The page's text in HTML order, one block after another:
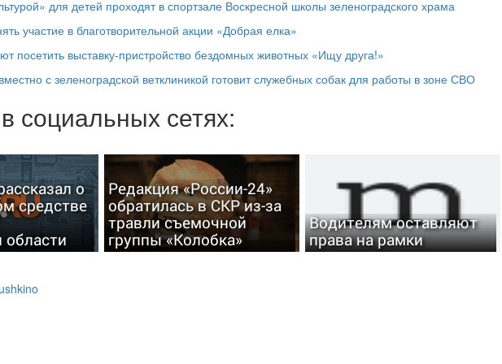
для детей проходят в спортзале Воскресной школы зеленоградского храма
участие в благотворительной акции «Добрая елка»
посетить выставку-пристройство бездомных животных «Ищу друга!»
с зеленоградской ветклиникой готовит служебных собак для работы в зоне СВО
социальных сетях:
о
средстве
области
Редакция «России-24»
обратилась в СКР из-за
травли съемочной
группы «Колобка»
Водителям оставляют
права на рамки